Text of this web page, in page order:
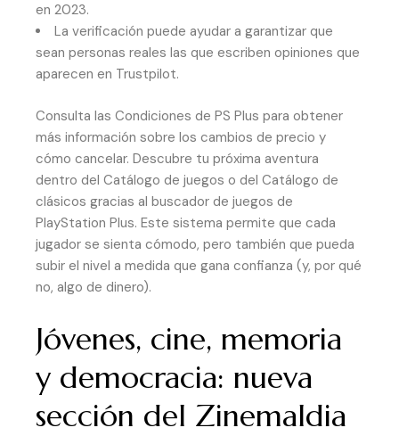
en 2023.
La verificación puede ayudar a garantizar que
sean personas reales las que escriben opiniones que
aparecen en Trustpilot.
Consulta las Condiciones de PS Plus para obtener
más información sobre los cambios de precio y
cómo cancelar. Descubre tu próxima aventura
dentro del Catálogo de juegos o del Catálogo de
clásicos gracias al buscador de juegos de
PlayStation Plus. Este sistema permite que cada
jugador se sienta cómodo, pero también que pueda
subir el nivel a medida que gana confianza (y, por qué
no, algo de dinero).
Jóvenes, cine, memoria
y democracia: nueva
sección del Zinemaldia